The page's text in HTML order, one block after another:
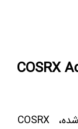
COSRX
اگر پوستت خسته، کم‌آب یا کدر شده، COSRX